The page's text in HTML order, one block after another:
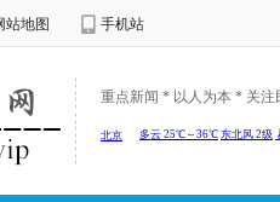
站地图 手机站
重点新闻 * 以人为本 * 关注